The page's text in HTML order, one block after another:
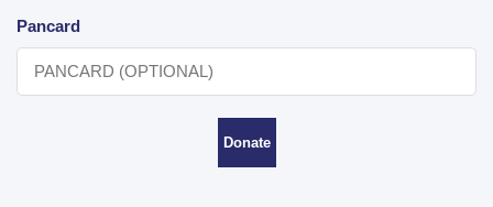
Pancard
Donate